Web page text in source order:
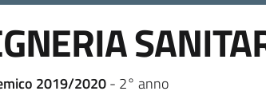
2019/2020- 2° anno